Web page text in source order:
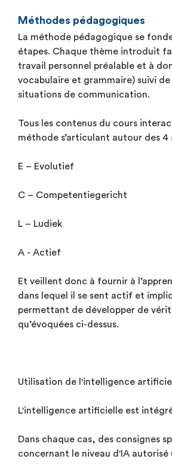
Méthodes pédagogiques
La méthode pédagogique se
étapes. Chaque thème introduit
travail personnel préalable et à
vocabulaire et grammaire) suivi
situations de communication.
Tous les contenus du cours
méthode s’articulant autour des 4
E – Evolutief
C – Competentiegericht
L – Ludiek
A - Actief
Et veillent donc à fournir à
dans lequel il se sent actif et
permettant de développer de
qu’évoquées ci-dessus.
Utilisation de l'intelligence
L'intelligence artificielle est
Dans chaque cas, des consignes
concernant le niveau d'IA autorisé